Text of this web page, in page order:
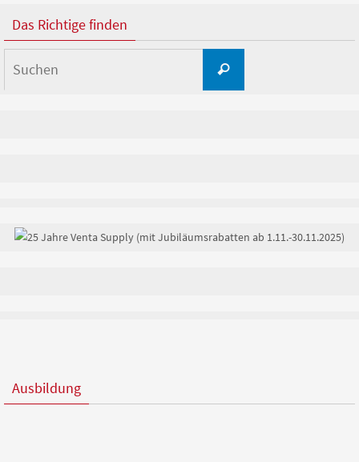
Das Richtige finden
Suchen
Ausbildung